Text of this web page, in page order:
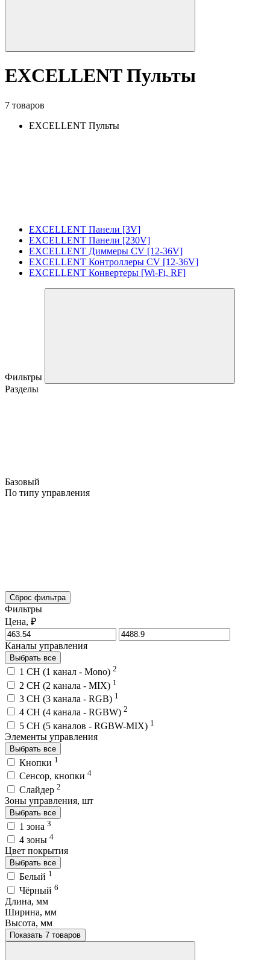
EXCELLENT Пульты
7 товаров
EXCELLENT Пульты
EXCELLENT Панели [3V]
EXCELLENT Панели [230V]
EXCELLENT Диммеры CV [12-36V]
EXCELLENT Контроллеры CV [12-36V]
EXCELLENT Конвертеры [Wi-Fi, RF]
Фильтры
Разделы
Базовый
По типу управления
Сброс фильтра
Фильтры
Цена, ₽
Каналы управления
Выбрать все
1 CH (1 канал - Mono) 2
2 CH (2 канала - MIX) 1
3 CH (3 канала - RGB) 1
4 CH (4 канала - RGBW) 2
5 CH (5 каналов - RGBW-MIX) 1
Элементы управления
Выбрать все
Кнопки 1
Сенсор, кнопки 4
Слайдер 2
Зоны управления, шт
Выбрать все
1 зона 3
4 зоны 4
Цвет покрытия
Выбрать все
Белый 1
Чёрный 6
Длина, мм
Ширина, мм
Высота, мм
Показать 7 товаров